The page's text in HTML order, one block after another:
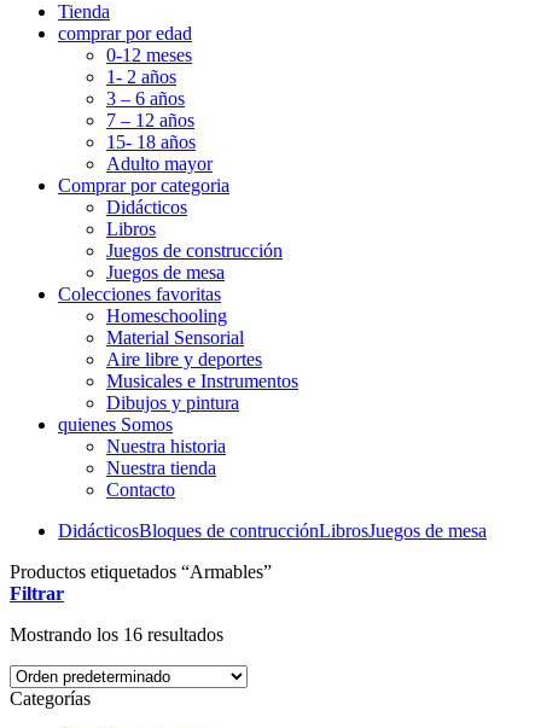
Tienda
comprar por edad
0-12 meses
1- 2 años
3 – 6 años
7 – 12 años
15- 18 años
Adulto mayor
Comprar por categoria
Didácticos
Libros
Juegos de construcción
Juegos de mesa
Colecciones favoritas
Homeschooling
Material Sensorial
Aire libre y deportes
Musicales e Instrumentos
Dibujos y pintura
quienes Somos
Nuestra historia
Nuestra tienda
Contacto
DidácticosBloques de contrucciónLibrosJuegos de mesa
Productos etiquetados “Armables”
Filtrar
Mostrando los 16 resultados
Categorías